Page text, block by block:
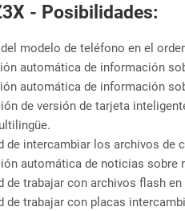
- Posibilidades:
modelo de teléfono en el
automática de información
automática de información
de versión de tarjeta
de intercambiar los archivos de
automática de noticias sobre
de trabajar con archivos flash
de trabajar con placas